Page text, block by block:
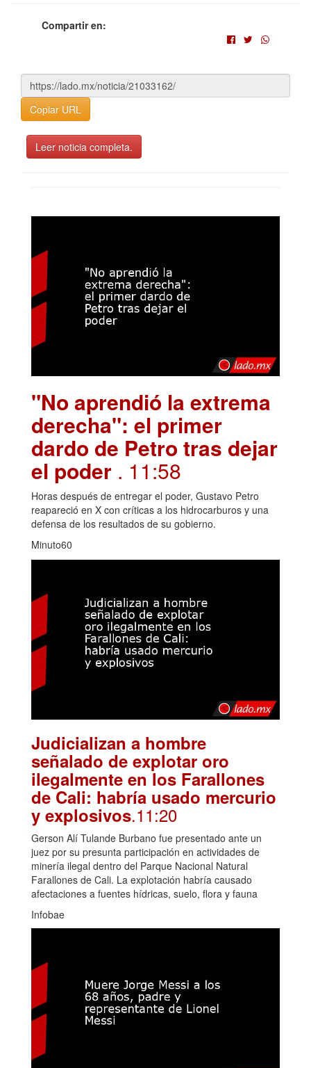
Compartir en:
Copiar URL
Leer noticia completa.
"No aprendió la extrema
derecha": el primer
dardo de Petro tras dejar
el poder . 11:58
Horas después de entregar el poder, Gustavo Petro
reapareció en X con críticas a los hidrocarburos y una
defensa de los resultados de su gobierno.
Minuto60
Judicializan a hombre
señalado de explotar oro
ilegalmente en los Farallones
de Cali: habría usado mercurio
y explosivos.11:20
Gerson Alí Tulande Burbano fue presentado ante un
juez por su presunta participación en actividades de
minería ilegal dentro del Parque Nacional Natural
Farallones de Cali. La explotación habría causado
afectaciones a fuentes hídricas, suelo, flora y fauna
Infobae